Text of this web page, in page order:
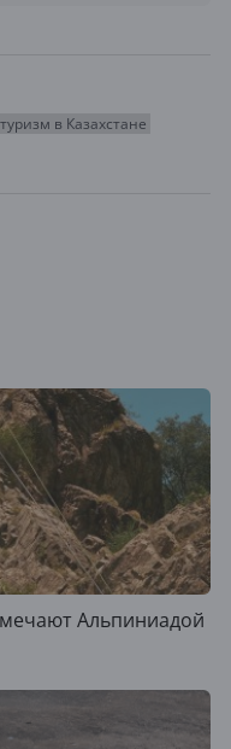
туризм в Казахстане
Альпиниадой